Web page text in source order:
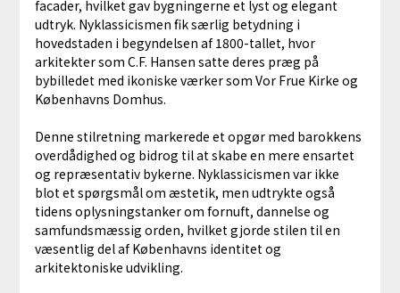
facader, hvilket gav bygningerne et lyst og elegant
udtryk. Nyklassicismen fik særlig betydning i
hovedstaden i begyndelsen af 1800-tallet, hvor
arkitekter som C.F. Hansen satte deres præg på
bybilledet med ikoniske værker som Vor Frue Kirke og
Københavns Domhus.
Denne stilretning markerede et opgør med barokkens
overdådighed og bidrog til at skabe en mere ensartet
og repræsentativ bykerne. Nyklassicismen var ikke
blot et spørgsmål om æstetik, men udtrykte også
tidens oplysningstanker om fornuft, dannelse og
samfundsmæssig orden, hvilket gjorde stilen til en
væsentlig del af Københavns identitet og
arkitektoniske udvikling.